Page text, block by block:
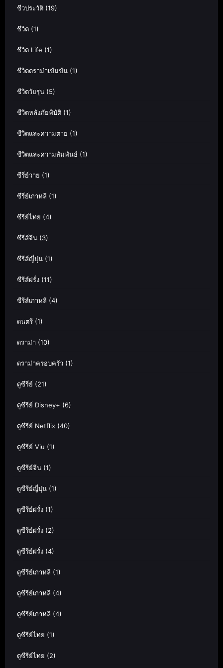
ชีวประวัติ (19)
ชีวิต (1)
ชีวิต Life (1)
ชีวิตดราม่าเข้มข้น (1)
ชีวิตวัยรุ่น (5)
ชีวิตหลังภัยพิบัติ (1)
ชีวิตและความตาย (1)
ชีวิตและความสัมพันธ์ (1)
ซีรี่ย์วาย (1)
ซีรี่ย์เกาหลี (1)
ซีรีย์ไทย (4)
ซีรีส์จีน (3)
ซีรีส์ญี่ปุ่น (1)
ซีรีส์ฝรั่ง (11)
ซีรีส์เกาหลี (4)
ดนตรี (1)
ดราม่า (10)
ดราม่าครอบครัว (1)
ดูซีรี่ย์ (21)
ดูซีรีย์ Disney+ (6)
ดูซีรีย์ Netflix (40)
ดูซีรีย์ Viu (1)
ดูซีรีย์จีน (1)
ดูซีรีย์ญี่ปุ่น (1)
ดูซีรีย์ฝรั่ง (1)
ดูซีรีย์ฝรั่ง (2)
ดูซีรีย์ฝรั่ง (4)
ดูซีรีย์เกาหลี (1)
ดูซีรีย์เกาหลี (4)
ดูซีรีย์เกาหลี (4)
ดูซีรีย์ไทย (1)
ดูซีรีย์ไทย (2)